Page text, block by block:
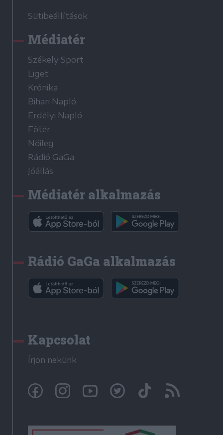
Sütibeállítások
Médiatér
Székely Sport
Liget
Krónika
Bihari Napló
Erdélyi Napló
Főtér
Nőileg
Rádió GaGa
Jóállás
Médiatér alkalmazás
Rádió GaGa alkalmazás
Kapcsolat
Írjon nekünk